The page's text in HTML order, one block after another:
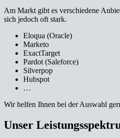
Am Markt gibt es verschiedene
sich jedoch oft stark.
Eloqua (Oracle)
Marketo
ExactTarget
Pardot (Saleforce)
Silverpop
Hubspot
…
Wir helfen Ihnen bei der Auswahl
Unser